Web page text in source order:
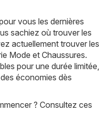
vous les dernières
sachiez où trouver les
actuellement trouver les
Mode et Chaussures.
pour une durée limitée,
économies dès
? Consultez ces